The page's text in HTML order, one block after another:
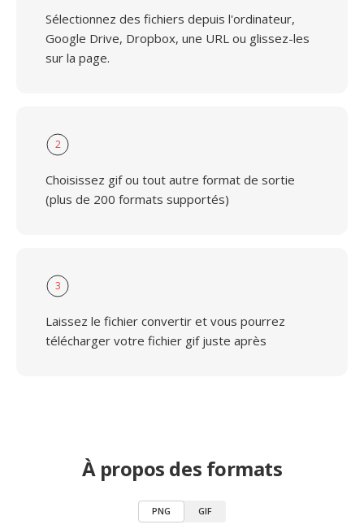
Sélectionnez des fichiers depuis l'ordinateur,
Google Drive, Dropbox, une URL ou glissez-les
sur la page.
2
Choisissez gif ou tout autre format de sortie
(plus de 200 formats supportés)
3
Laissez le fichier convertir et vous pourrez
télécharger votre fichier gif juste après
À propos des formats
PNG GIF